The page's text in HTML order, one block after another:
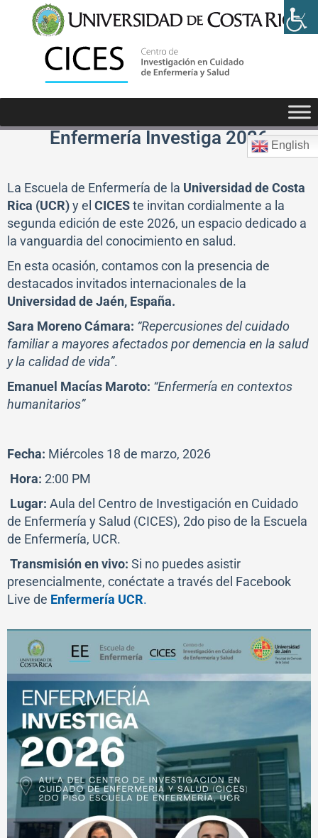
English
Acompáñanos al segundo evento de
Enfermería Investiga 2026
La Escuela de Enfermería de la Universidad de Costa
Rica (UCR)y el CICESte invitan cordialmente a la
segunda edición de este 2026, un espacio dedicado a
la vanguardia del conocimiento en salud.
En esta ocasión, contamos con la presencia de
destacados invitados internacionales de la
Universidad de Jaén, España.
Sara Moreno Cámara: “Repercusiones del cuidado
familiar a mayores afectados por demencia en la salud
y la calidad de vida”.
Emanuel Macías Maroto: “Enfermería en contextos
humanitarios”
Fecha: Miércoles 18 de marzo, 2026
Hora: 2:00 PM
Lugar: Aula del Centro de Investigación en Cuidado
de Enfermería y Salud (CICES), 2do piso de la Escuela
de Enfermería, UCR.
Transmisión en vivo: Si no puedes asistir
presencialmente, conéctate a través del Facebook
Live de Enfermería UCR.